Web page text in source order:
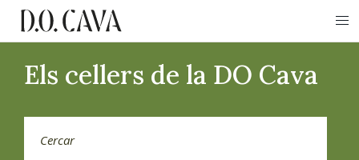
Els cellers de la DO Cava